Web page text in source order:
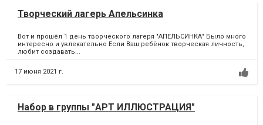
Творческий лагерь Апельсинка
Вот и прошёл 1 день творческого лагеря "АПЕЛЬСИНКА" Было много
интересно и увлекательно Если Ваш ребёнок творческая личность,
любит создавать...
17 июня 2021 г.
Набор в группы "АРТ ИЛЛЮСТРАЦИЯ"